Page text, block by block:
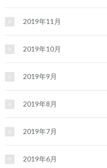
2019年11月
2019年10月
2019年9月
2019年8月
2019年7月
2019年6月